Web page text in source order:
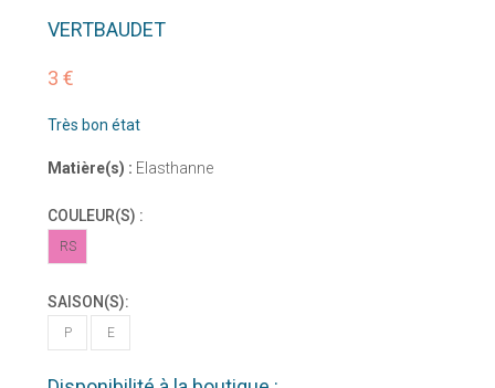
VERTBAUDET
3 €
Très bon état
Matière(s) : Elasthanne
COULEUR(S) :
RS
SAISON(S):
P E